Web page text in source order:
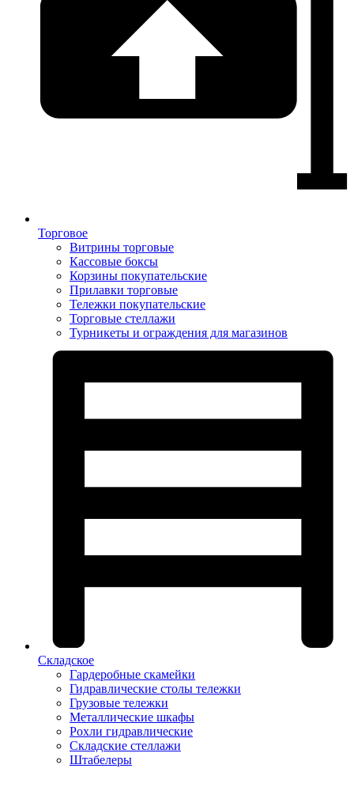
Торговое
Витрины торговые
Кассовые боксы
Корзины покупательские
Прилавки торговые
Тележки покупательские
Торговые стеллажи
Турникеты и ограждения для магазинов
Складское
Гардеробные скамейки
Гидравлические столы тележки
Грузовые тележки
Металлические шкафы
Рохли гидравлические
Складские стеллажи
Штабелеры